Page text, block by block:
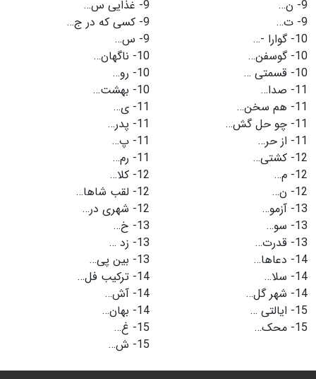
9- ن…
9- ت…
10- گوارا -…
10- گوسفن…
10- قسمتی …
11- صدا…
11- هم سخن…
11- چو حل گش…
11- از حر…
12- کشتی…
12- م…
12- ن…
13- آزمو…
13- سو…
13- قدرت…
14- دعاها…
14- سلا…
14- شهر گل…
15- ایالتی …
15- محک…
9- غذایی س…
9- کسی که در ج…
9- س…
10- ناگهان…
10- رو…
10- بهشت…
11- ی…
11- پدر…
11- پ…
11- رم…
12- کلا…
12- لقب شاها…
12- شهری در…
13- خ…
13- زد …
13- بین پی…
14- ترکیب فل…
14- آش…
14- بهان…
15- غ…
15- ش…